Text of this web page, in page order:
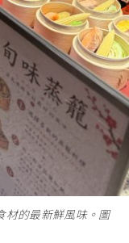
材的最新鮮風味。圖